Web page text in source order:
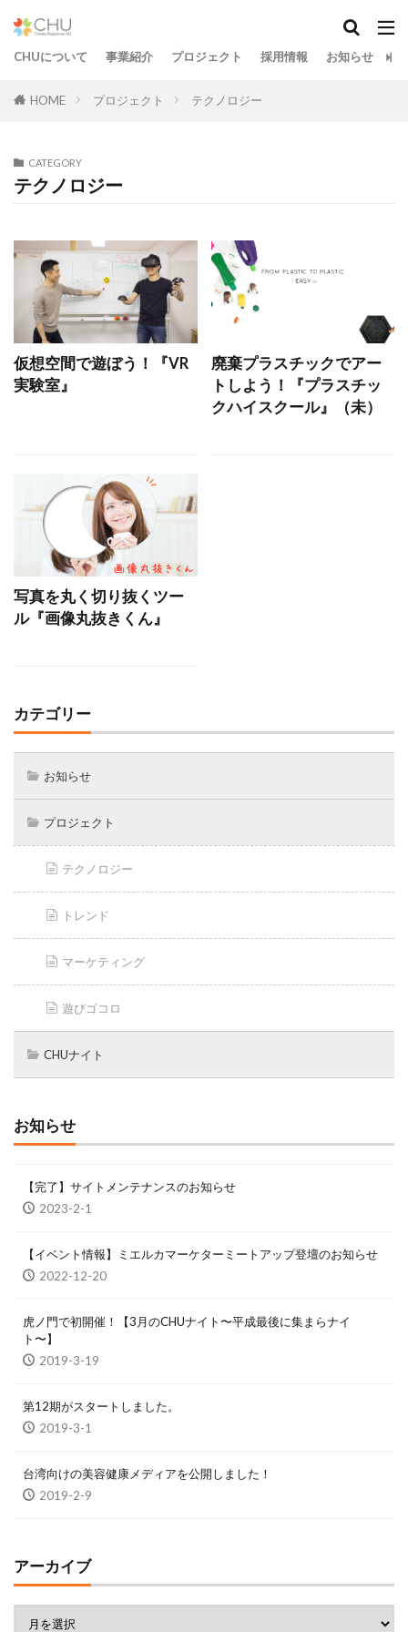
CHUについて 事業紹介 プロジェクト 採用情報 お知らせ
HOME プロジェクト テクノロジー
CATEGORY
テクノロジー
仮想空間で遊ぼう！『VR
実験室』
廃棄プラスチックでアー
トしよう！『プラスチッ
クハイスクール』（未）
写真を丸く切り抜くツー
ル『画像丸抜きくん』
カテゴリー
お知らせ
プロジェクト
テクノロジー
トレンド
マーケティング
遊びゴコロ
CHUナイト
お知らせ
【完了】サイトメンテナンスのお知らせ
2023-2-1
【イベント情報】ミエルカマーケターミートアップ登壇のお知らせ
2022-12-20
虎ノ門で初開催！【3月のCHUナイト〜平成最後に集まらナイ
ト〜】
2019-3-19
第12期がスタートしました。
2019-3-1
台湾向けの美容健康メディアを公開しました！
2019-2-9
アーカイブ